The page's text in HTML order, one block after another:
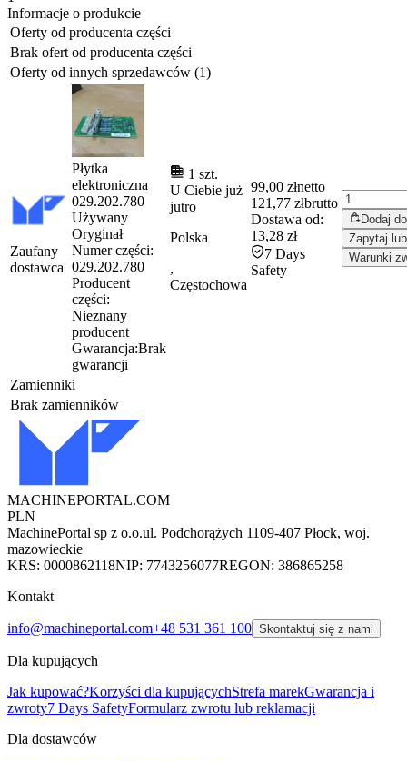
Informacje o produkcie
Oferty od producenta części
Brak ofert od producenta części
Oferty od innych sprzedawców (1)
Zaufany
dostawca
Płytka
elektroniczna
029.202.780
Używany
Oryginał
Numer części:
029.202.780
Producent
części:
Nieznany
producent
Gwarancja:Brak
gwarancji
1 szt.
U Ciebie już
jutro
Polska
,
Częstochowa
99,00 złnetto
121,77 złbrutto
Dostawa od:
13,28 zł
7 Days
Safety
Dodaj
Zapytaj
Warunki
Zamienniki
Brak zamienników
MACHINEPORTAL.COM
PLN
MachinePortal sp z o.o.ul. Podchorążych 1109-407 Płock, woj.
mazowieckie
KRS: 0000862118NIP: 7743256077REGON: 386865258
Kontakt
info@machineportal.com+48 531 361 100 Skontaktuj się z nami
Dla kupujących
Jak kupować?Korzyści dla kupującychStrefa marekGwarancja i
zwroty7 Days SafetyFormularz zwrotu lub reklamacji
Dla dostawców